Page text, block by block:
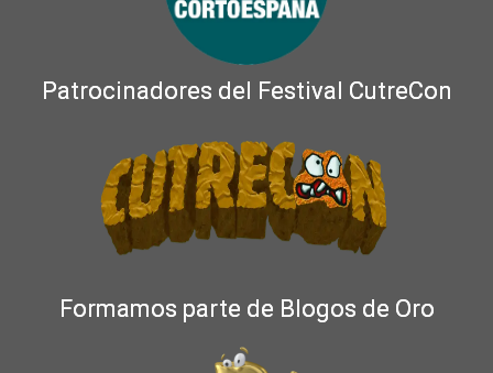
Patrocinadores del Festival CutreCon
Formamos parte de Blogos de Oro